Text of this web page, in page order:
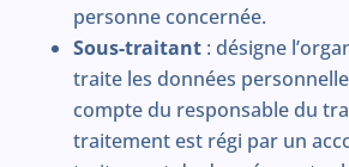
personne concernée.
Sous-traitant: désigne
traite les données
compte du responsable du
traitement est régi par un